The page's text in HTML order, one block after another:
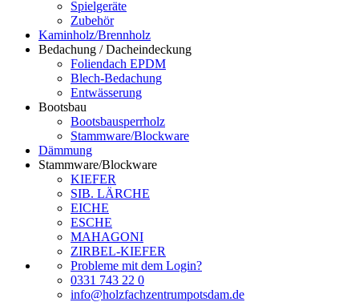
Spielgeräte
Zubehör
Kaminholz/Brennholz
Bedachung / Dacheindeckung
Foliendach EPDM
Blech-Bedachung
Entwässerung
Bootsbau
Bootsbausperrholz
Stammware/Blockware
Dämmung
Stammware/Blockware
KIEFER
SIB. LÄRCHE
EICHE
ESCHE
MAHAGONI
ZIRBEL-KIEFER
Probleme mit dem Login?
0331 743 22 0
info@holzfachzentrumpotsdam.de